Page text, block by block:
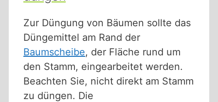
Zur Düngung von Bäumen sollte das
Düngemittel am Rand der
Baumscheibe, der Fläche rund um
den Stamm, eingearbeitet werden.
Beachten Sie, nicht direkt am Stamm
zu düngen. Die